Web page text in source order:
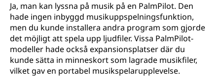
Ja, man kan lyssna på musik på en PalmPilot. Den
hade ingen inbyggd musikuppspelningsfunktion,
men du kunde installera andra program som gjorde
det möjligt att spela upp ljudfiler. Vissa PalmPilot-
modeller hade också expansionsplatser där du
kunde sätta in minneskort som lagrade musikfiler,
vilket gav en portabel musikspelarupplevelse.